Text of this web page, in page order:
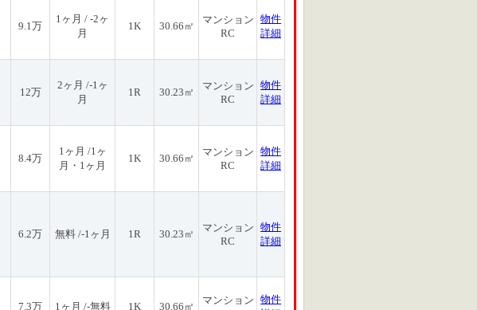
9.1万
1ヶ月 / -2ヶ
月
1K 30.66㎡
マンション
RC
物件
詳細
12万
2ヶ月 /-1ヶ
月
1R 30.23㎡
マンション
RC
物件
詳細
8.4万
1ヶ月 /1ヶ
月・1ヶ月
1K 30.66㎡
マンション
RC
物件
詳細
6.2万 無料 /-1ヶ月 1R 30.23㎡
マンション
RC
物件
詳細
7.3万 1ヶ月 /-無料 1K 30.66㎡
マンション 物件